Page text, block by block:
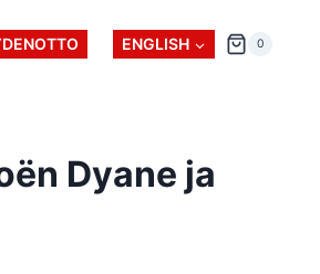
ENGLISH 0
Dyane ja